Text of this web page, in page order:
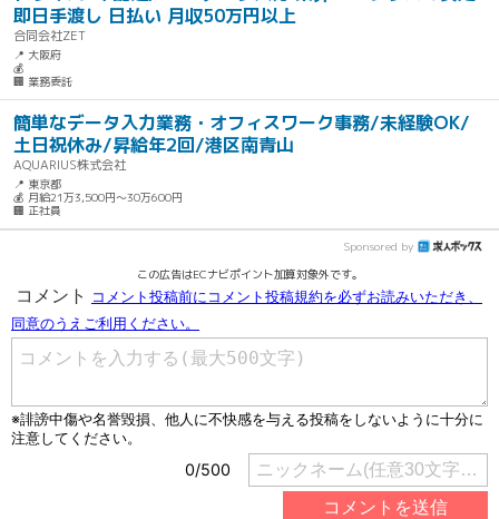
即日手渡し 日払い 月収50万円以上
合同会社ZET
📍 大阪府
💰
🏢 業務委託
簡単なデータ入力業務・オフィスワーク事務/未経験OK/
土日祝休み/昇給年2回/港区南青山
AQUARIUS株式会社
📍 東京都
💰 月給21万3,500円～30万600円
🏢 正社員
Sponsored by
この広告はECナビポイント加算対象外です。